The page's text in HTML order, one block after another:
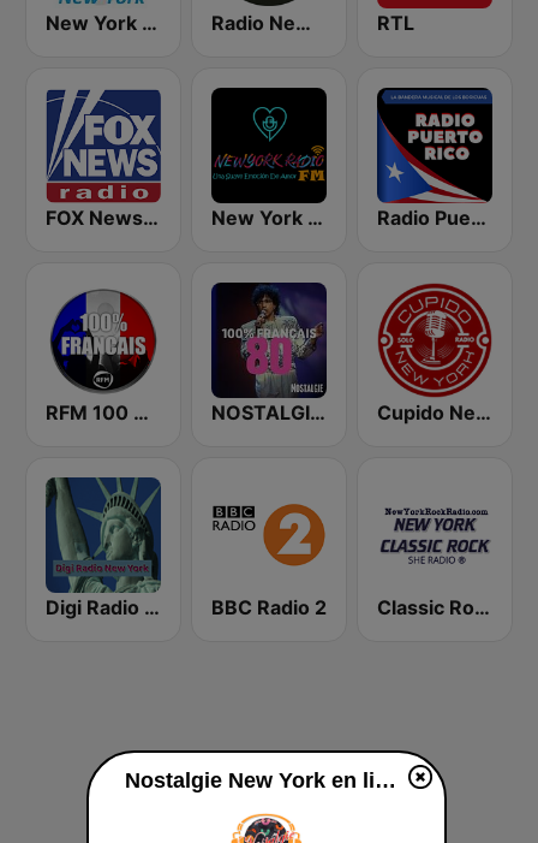
New York Classic Hits Radio New York Live RTL
FOX News Radio New York Radio FM Radio Puerto Rico
RFM 100 % Français NOSTALGIE 100% FRANCAIS 80 Cupido New York
Digi Radio New York BBC Radio 2 Classic Rock New York
Nostalgie New York en ligne